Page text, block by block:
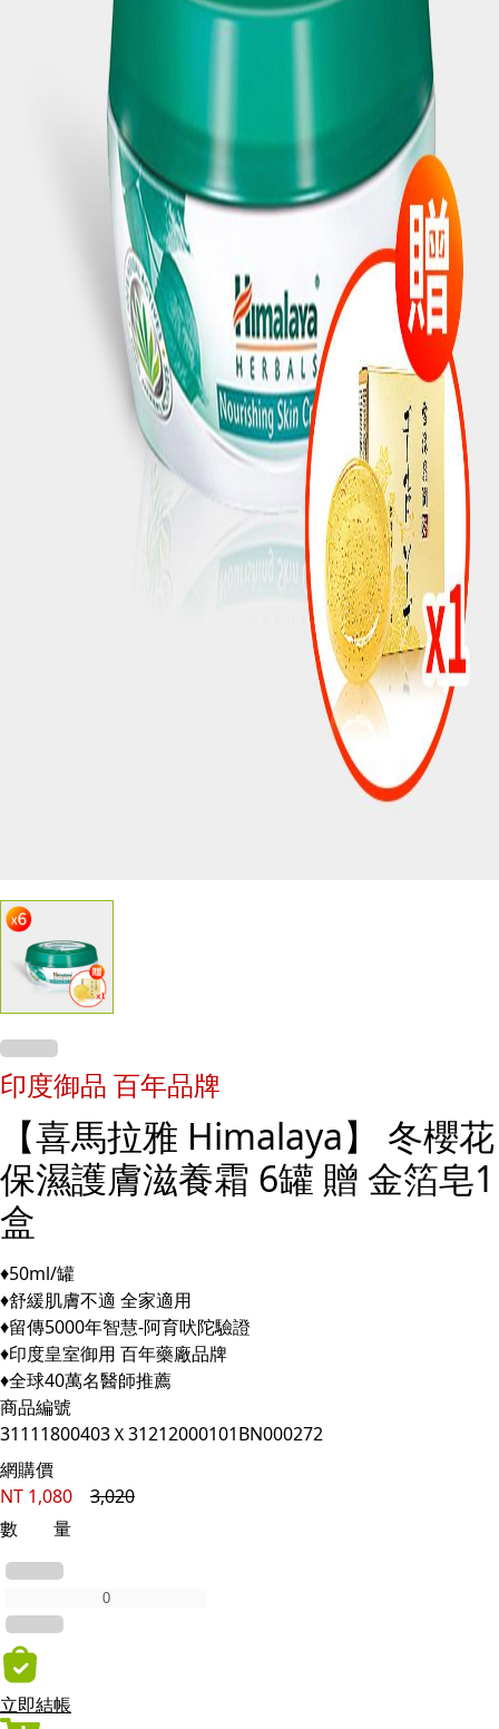
印度御品 百年品牌
【喜馬拉雅 Himalaya】 冬櫻花
保濕護膚滋養霜 6罐 贈 金箔皂1
盒
♦50ml/罐
♦舒緩肌膚不適 全家適用
♦留傳5000年智慧-阿育吠陀驗證
♦印度皇室御用 百年藥廠品牌
♦全球40萬名醫師推薦
商品編號
31111800403Ｘ31212000101BN000272
網購價
NT 1,080
3,020
數 量
立即結帳